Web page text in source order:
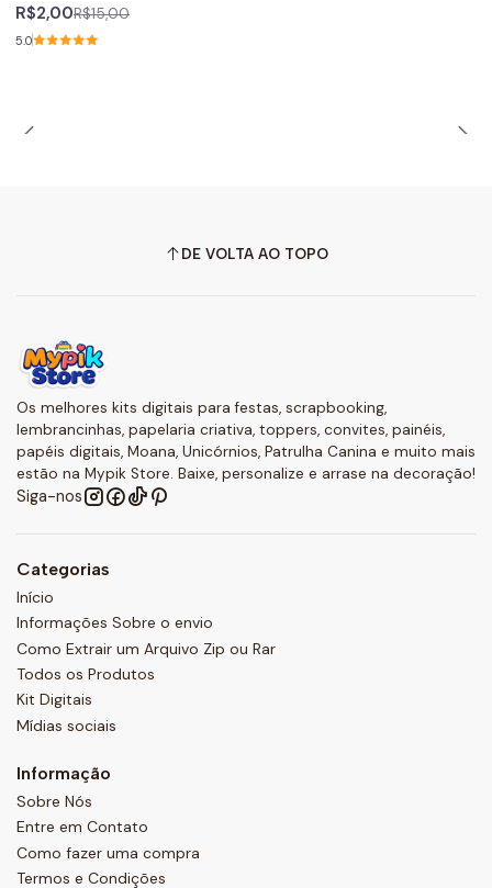
R$2,00R$15,00
5.0
DE VOLTA AO TOPO
Os melhores kits digitais para festas, scrapbooking,
lembrancinhas, papelaria criativa, toppers, convites, painéis,
papéis digitais, Moana, Unicórnios, Patrulha Canina e muito mais
estão na Mypik Store. Baixe, personalize e arrase na decoração!
Siga-nos
Categorias
Início
Informações Sobre o envio
Como Extrair um Arquivo Zip ou Rar
Todos os Produtos
Kit Digitais
Mídias sociais
Informação
Sobre Nós
Entre em Contato
Como fazer uma compra
Termos e Condições